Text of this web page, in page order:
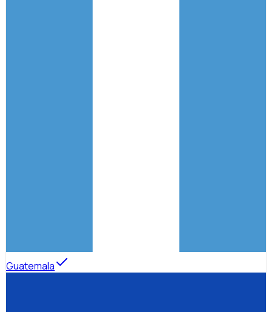
Guatemala